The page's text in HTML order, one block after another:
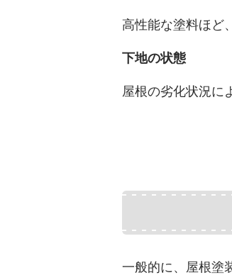
高性能な塗料ほど
下地の状態
屋根の劣化状況に
一般的に、屋根塗